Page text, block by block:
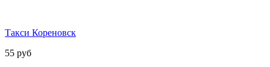
Такси Кореновск
55 руб